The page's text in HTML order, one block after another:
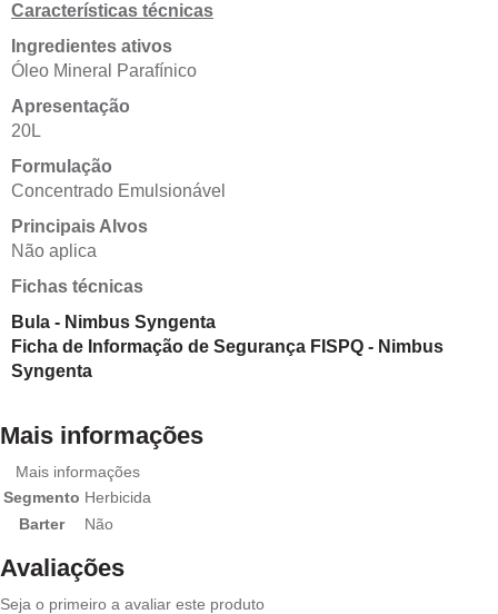
Características técnicas
Ingredientes ativos
Óleo Mineral Parafínico
Apresentação
20L
Formulação
Concentrado Emulsionável
Principais Alvos
Não aplica
Fichas técnicas
Bula - Nimbus Syngenta
Ficha de Informação de Segurança FISPQ - Nimbus
Syngenta
Mais informações
Mais informações
Segmento Herbicida
Barter
Não
Avaliações
Seja o primeiro a avaliar este produto